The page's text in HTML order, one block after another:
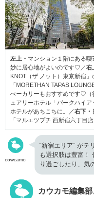
左上・ マンション１階にある
妙に居心地がよいのです♡／右
KNOT（ザ ノット）東京新宿
「MORETHAN TAPAS
べーカリーもおすすめです♡（
ュアリーホテル「パークハイ
ホテルがあちこちに。／右下・
「マルエツプチ 西新宿六丁目
cowcamo
“新宿エリア” がテ
も選択肢は豊富！
り過ごしたり、気
カウカモ編集部